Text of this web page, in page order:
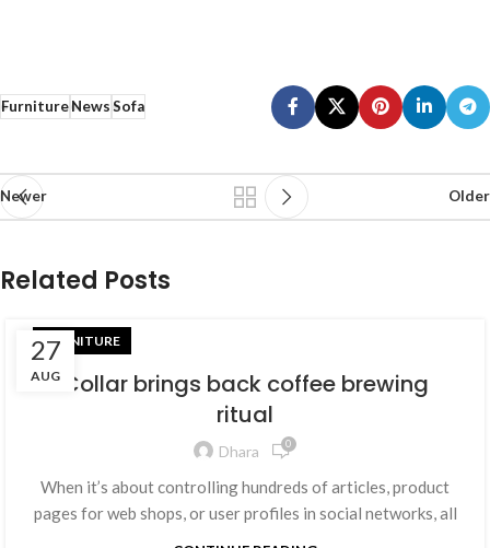
FurnitureNewsSofa
Newer Older
Related Posts
27
AUG
FURNITURE
Collar brings back coffee brewing
ritual
Dhara 0
When it’s about controlling hundreds of articles, product
pages for web shops, or user profiles in social networks, all